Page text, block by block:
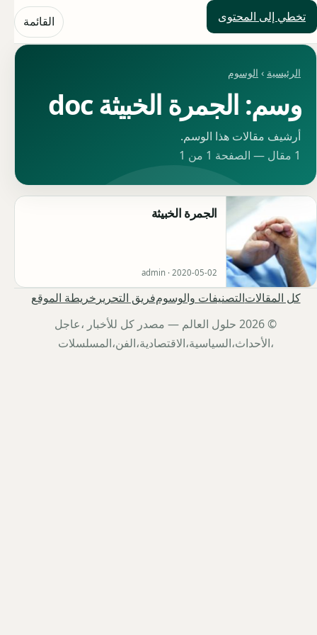
تخطي إلى المحتوى
حلول العالم القائمة
الرئيسية › الوسوم
وسم: الجمرة الخبيثة doc
أرشيف مقالات هذا الوسم.
1 مقال — الصفحة 1 من 1
الجمرة الخبيثة
admin · 2020-05-02
كل المقالاتالتصنيفات والوسومفريق التحرير خريطة الموقع
© 2026 حلول العالم — مصدر كل للأخبار ،عاجل
،الأحداث،السياسية،الاقتصادية،الفن،المسلسلات